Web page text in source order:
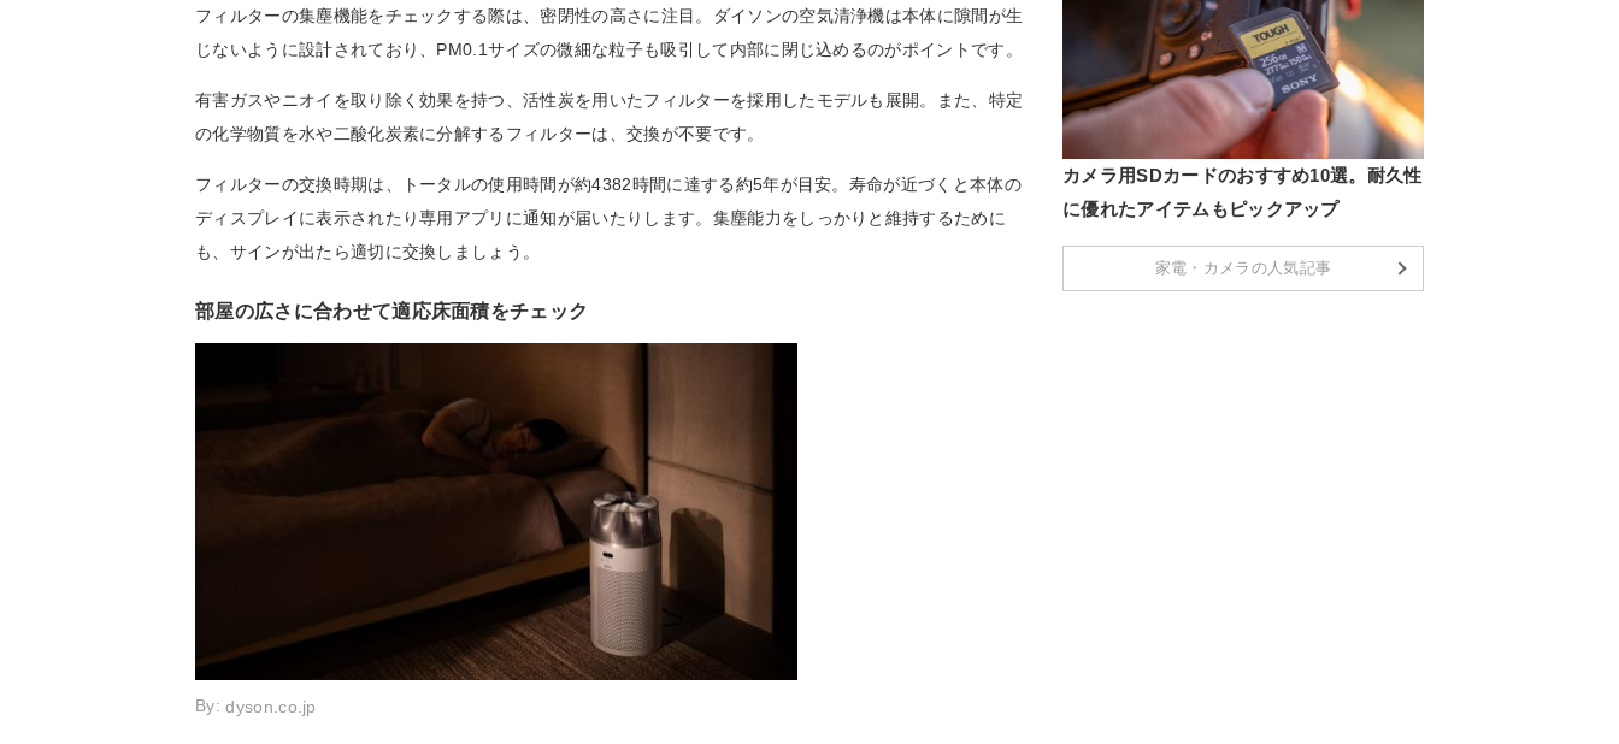
フィルターの集塵機能をチェックする際は、密閉性の高さに注目。ダイソンの空気清浄機は本体に隙間が生
じないように設計されており、PM0.1サイズの微細な粒子も吸引して内部に閉じ込めるのがポイントです。
有害ガスやニオイを取り除く効果を持つ、活性炭を用いたフィルターを採用したモデルも展開。また、特定
の化学物質を水や二酸化炭素に分解するフィルターは、交換が不要です。
フィルターの交換時期は、トータルの使用時間が約4382時間に達する約5年が目安。寿命が近づくと本体の
ディスプレイに表示されたり専用アプリに通知が届いたりします。集塵能力をしっかりと維持するために
も、サインが出たら適切に交換しましょう。
部屋の広さに合わせて適応床面積をチェック
By:dyson.co.jp
カメラ用SDカードのおすすめ10選。耐久性
に優れたアイテムもピックアップ
家電・カメラの人気記事